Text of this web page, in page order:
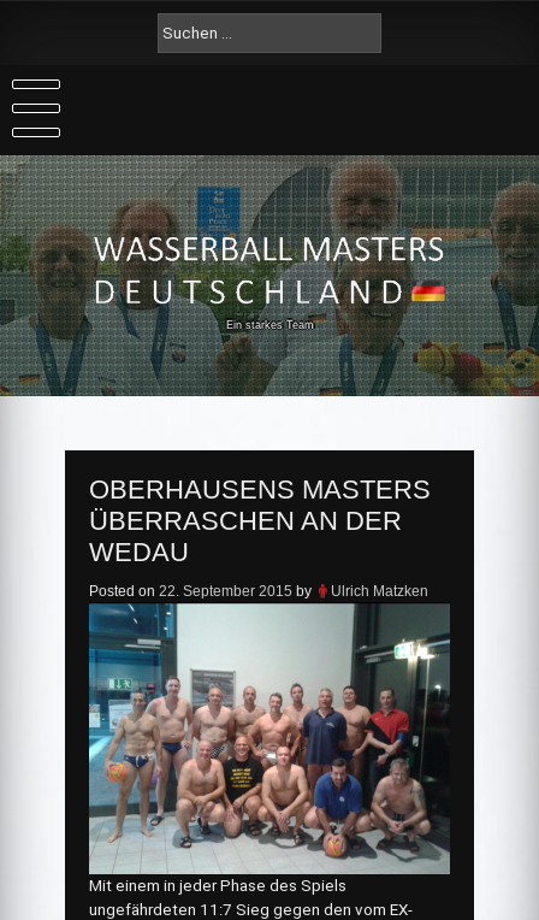
nach:
Ein starkes Team
OBERHAUSENS MASTERS
ÜBERRASCHEN AN DER
WEDAU
Posted on 22. September 2015 by Ulrich Matzken
Mit einem in jeder Phase des Spiels
ungefährdeten 11:7 Sieg gegen den vom EX-